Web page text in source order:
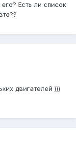
Есть ли список
двигателей )))